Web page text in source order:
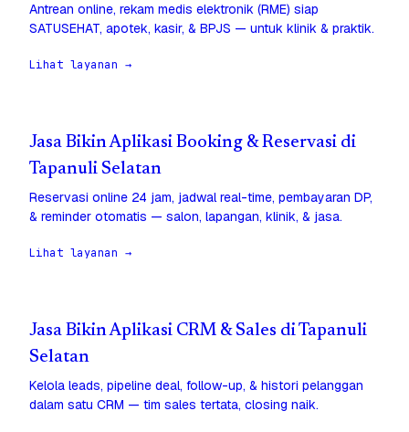
Antrean online, rekam medis elektronik (RME) siap
SATUSEHAT, apotek, kasir, & BPJS — untuk klinik & praktik.
Lihat layanan →
Jasa Bikin Aplikasi Booking & Reservasi di
Tapanuli Selatan
Reservasi online 24 jam, jadwal real-time, pembayaran DP,
& reminder otomatis — salon, lapangan, klinik, & jasa.
Lihat layanan →
Jasa Bikin Aplikasi CRM & Sales di Tapanuli
Selatan
Kelola leads, pipeline deal, follow-up, & histori pelanggan
dalam satu CRM — tim sales tertata, closing naik.